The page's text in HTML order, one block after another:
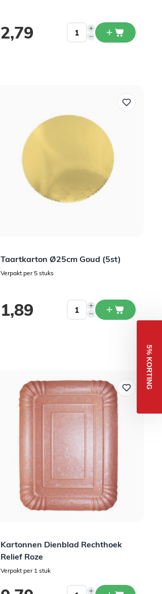
2,79
Taartkarton Ø25cm Goud (5st)
Verpakt per 5 stuks
1,89
Kartonnen Dienblad Rechthoek
Relief Roze
Verpakt per 1 stuk